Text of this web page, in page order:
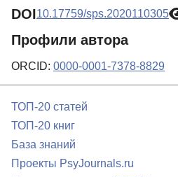
DOI10.17759/sps.2020110305
Профили автора
ORCID: 0000-0001-7378-8829
ТОП-20 статей
ТОП-20 книг
База знаний
Проекты PsyJournals.ru